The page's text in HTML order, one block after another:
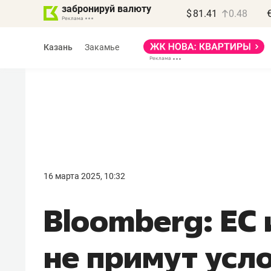
забронируй валюту $ 81.41 0.48
Казань Закамье
16 марта 2025, 10:32
Bloomberg: ЕС
не примут
правил, бизнес может
потерять минимум